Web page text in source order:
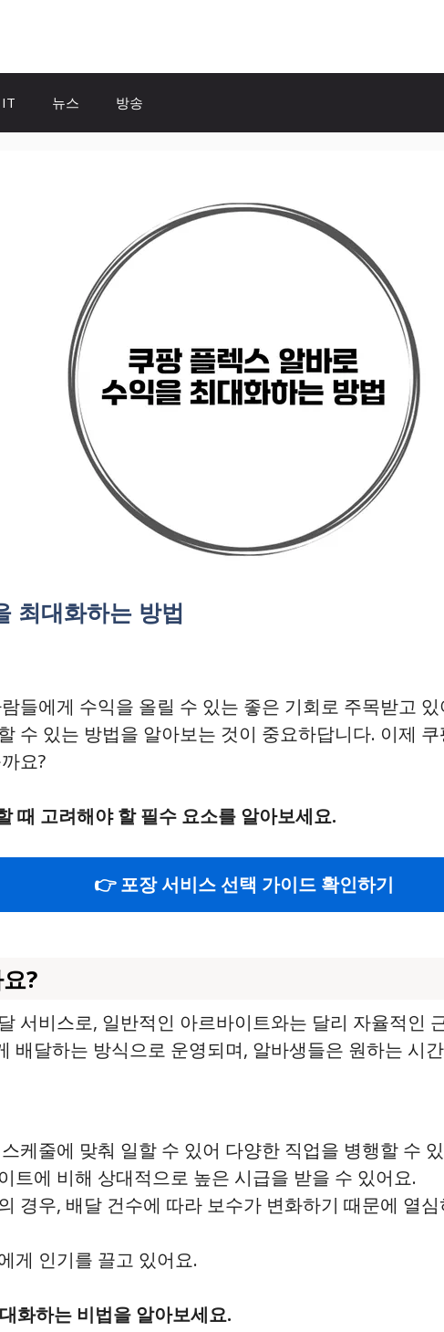
IT 뉴스 방송
최대화하는 방법
들에게 수익을 올릴 수 있는 좋은 기회로 주목받고
수 있는 방법을 알아보는 것이 중요하답니다. 이제
요?
때 고려해야 할 필수 요소를 알아보세요.
👉 포장 서비스 선택 가이드 확인하기
?
서비스로, 일반적인 아르바이트와는 달리 자율적인
배달하는 방식으로 운영되며, 알바생들은 원하는 시
케줄에 맞춰 일할 수 있어 다양한 직업을 병행할 수
트에 비해 상대적으로 높은 시급을 받을 수 있어요.
경우, 배달 건수에 따라 보수가 변화하기 때문에 열
게 인기를 끌고 있어요.
화하는 비법을 알아보세요.